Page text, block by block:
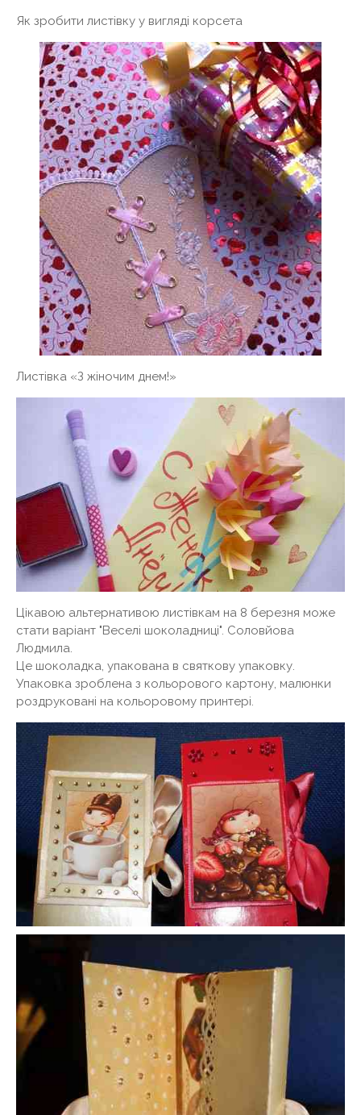
Як зробити листівку у вигляді корсета
Листівка «З жіночим днем!»
Цікавою альтернативою листівкам на 8 березня може
стати варіант "Веселі шоколадниці". Соловйова
Людмила.
Це шоколадка, упакована в святкову упаковку.
Упаковка зроблена з кольорового картону, малюнки
роздруковані на кольоровому принтері.